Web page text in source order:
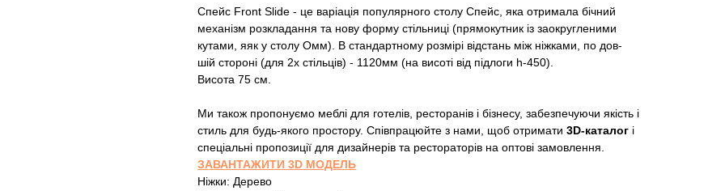
Спейс Front Slide - це варіація популярного столу Спейс, яка отримала бічний
механізм розкладання та нову форму стільниці (прямокутник із заокругленими
кутами, яяк у столу Омм). В стандартному розмірі відстань між ніжками, по дов-
шій стороні (для 2х стільців) - 1120мм (на висоті від підлоги h-450).
Висота 75 см.
Ми також пропонуємо меблі для готелів, ресторанів і бізнесу, забезпечуючи якість і
стиль для будь-якого простору. Співпрацюйте з нами, щоб отримати 3D-каталог і
спеціальні пропозиції для дизайнерів та рестораторів на оптові замовлення.
ЗАВАНТАЖИТИ 3D МОДЕЛЬ
Ніжки: Дерево